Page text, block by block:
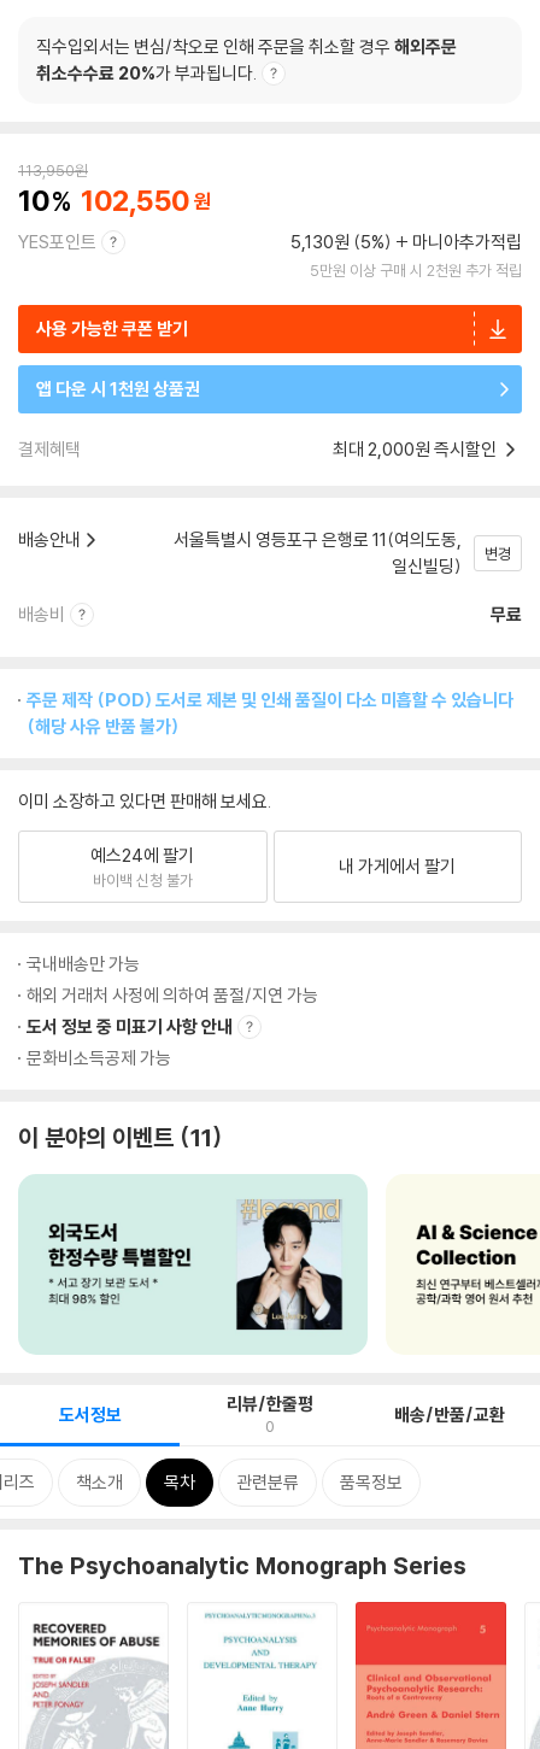
직수입외서는 변심/착오로 인해 주문을 취소할 경우 해외주문
취소수수료 20%가 부과됩니다.
113,950원
10 102,550
YES포인트 5,130원 (5%) 마니아추가적립
5만원 이상 구매 시 2천원 추가 적립
사용 가능한 쿠폰 받기
앱 다운 시 1천원 상품권
결제혜택 최대 2,000원 즉시할인
배송안내
서울특별시 영등포구 은행로 11(여의도동,
일신빌딩)
변경
배송비 무료
주문 제작 (POD) 도서로 제본 및 인쇄 품질이 다소 미흡할 수 있습니다
(해당 사유 반품 불가)
이미 소장하고 있다면 판매해 보세요.
예스24에 팔기
바이백 신청 불가
내 가게에서 팔기
국내배송만 가능
해외 거래처 사정에 의하여 품절/지연 가능
도서 정보 중 미표기 사항 안내
문화비소득공제 가능
이 분야의 이벤트 11
도서정보 리뷰/한줄평
0 배송/반품/교환
즈 책소개 목차 관련분류 품목정보
The Psychoanalytic Monograph Series